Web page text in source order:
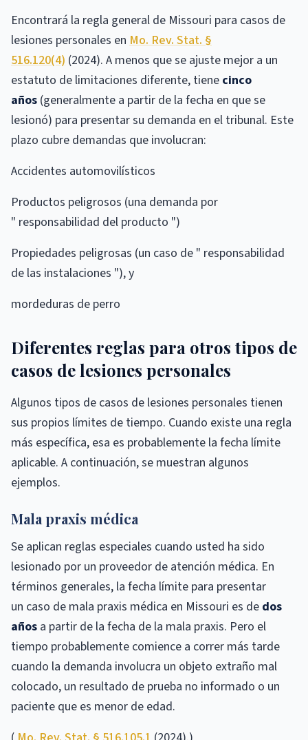
Encontrará la regla general de Missouri para casos de
lesiones personales en Mo. Rev. Stat. §
516.120(4) (2024). A menos que se ajuste mejor a un
estatuto de limitaciones diferente, tiene cinco
años (generalmente a partir de la fecha en que se
lesionó) para presentar su demanda en el tribunal. Este
plazo cubre demandas que involucran:
Accidentes automovilísticos
Productos peligrosos (una demanda por
" responsabilidad del producto ")
Propiedades peligrosas (un caso de " responsabilidad
de las instalaciones "), y
mordeduras de perro
Diferentes reglas para otros tipos de
casos de lesiones personales
Algunos tipos de casos de lesiones personales tienen
sus propios límites de tiempo. Cuando existe una regla
más específica, esa es probablemente la fecha límite
aplicable. A continuación, se muestran algunos
ejemplos.
Mala praxis médica
Se aplican reglas especiales cuando usted ha sido
lesionado por un proveedor de atención médica. En
términos generales, la fecha límite para presentar
un caso de mala praxis médica en Missouri es de dos
años a partir de la fecha de la mala praxis. Pero el
tiempo probablemente comience a correr más tarde
cuando la demanda involucra un objeto extraño mal
colocado, un resultado de prueba no informado o un
paciente que es menor de edad.